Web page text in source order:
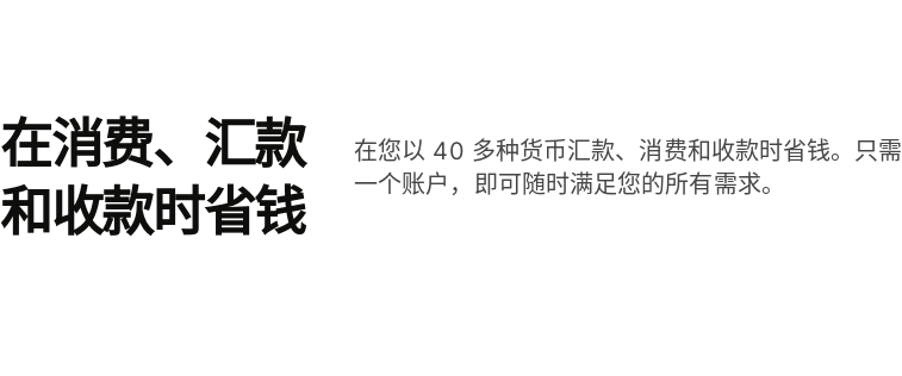
在消费、汇款
和收款时省钱
在您以 40 多种货币汇款、消费和收款时省钱。只需
一个账户，即可随时满足您的所有需求。